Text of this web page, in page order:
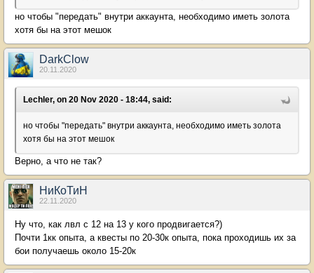
но чтобы "передать" внутри аккаунта, необходимо иметь золота
хотя бы на этот мешок
DarkClow
20.11.2020
Lechler, on 20 Nov 2020 - 18:44, said:
но чтобы "передать" внутри аккаунта, необходимо иметь золота
хотя бы на этот мешок
Верно, а что не так?
НиКоТиН
22.11.2020
Ну что, как лвл с 12 на 13 у кого продвигается?)
Почти 1кк опыта, а квесты по 20-30к опыта, пока проходишь их за
бои получаешь около 15-20к